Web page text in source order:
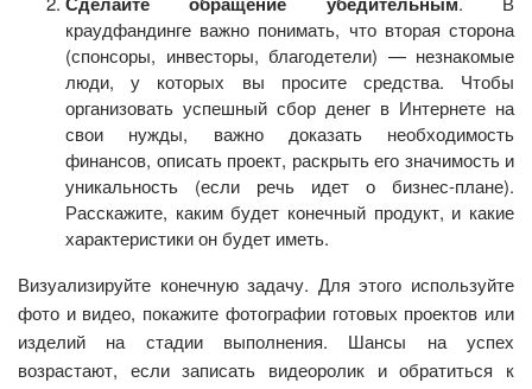
краудфандинге важно понимать, что вторая сторона
(спонсоры, инвесторы, благодетели) — незнакомые
люди, у которых вы просите средства. Чтобы
организовать успешный сбор денег в Интернете на
свои нужды, важно доказать необходимость
финансов, описать проект, раскрыть его значимость и
уникальность (если речь идет о бизнес-плане).
Расскажите, каким будет конечный продукт, и какие
характеристики он будет иметь.
Визуализируйте конечную задачу. Для этого используйте
фото и видео, покажите фотографии готовых проектов или
изделий на стадии выполнения. Шансы на успех
возрастают, если записать видеоролик и обратиться к